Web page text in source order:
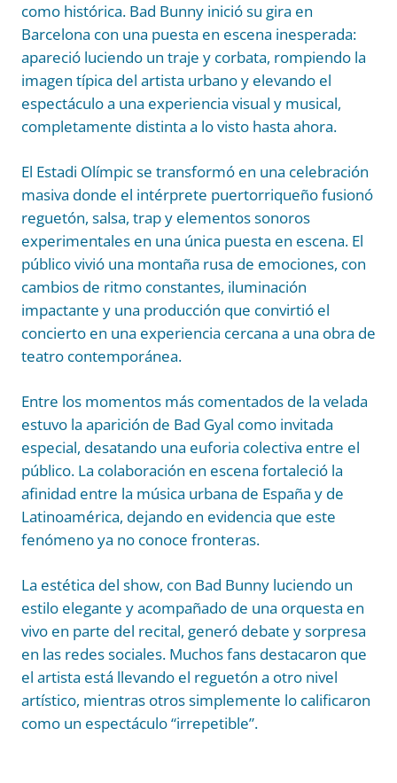
como histórica. Bad Bunny inició su gira en
Barcelona con una puesta en escena inesperada:
apareció luciendo un traje y corbata, rompiendo la
imagen típica del artista urbano y elevando el
espectáculo a una experiencia visual y musical,
completamente distinta a lo visto hasta ahora.
El Estadi Olímpic se transformó en una celebración
masiva donde el intérprete puertorriqueño fusionó
reguetón, salsa, trap y elementos sonoros
experimentales en una única puesta en escena. El
público vivió una montaña rusa de emociones, con
cambios de ritmo constantes, iluminación
impactante y una producción que convirtió el
concierto en una experiencia cercana a una obra de
teatro contemporánea.
Entre los momentos más comentados de la velada
estuvo la aparición de Bad Gyal como invitada
especial, desatando una euforia colectiva entre el
público. La colaboración en escena fortaleció la
afinidad entre la música urbana de España y de
Latinoamérica, dejando en evidencia que este
fenómeno ya no conoce fronteras.
La estética del show, con Bad Bunny luciendo un
estilo elegante y acompañado de una orquesta en
vivo en parte del recital, generó debate y sorpresa
en las redes sociales. Muchos fans destacaron que
el artista está llevando el reguetón a otro nivel
artístico, mientras otros simplemente lo calificaron
como un espectáculo “irrepetible”.